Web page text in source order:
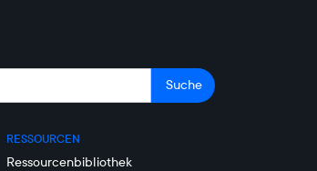
RESSOURCEN
Ressourcenbibliothek